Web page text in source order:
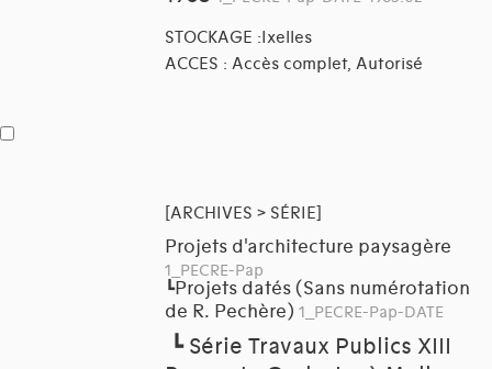
STOCKAGE :Ixelles
ACCES : Accès complet, Autorisé
[ARCHIVES > SÉRIE]
Projets d'architecture paysagère
1_PECRE-Pap
┗Projets datés (Sans numérotation
de R. Pechère) 1_PECRE-Pap-DATE
┗ Série Travaux Publics XIII